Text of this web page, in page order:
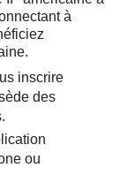
à
inscrire
des
ou